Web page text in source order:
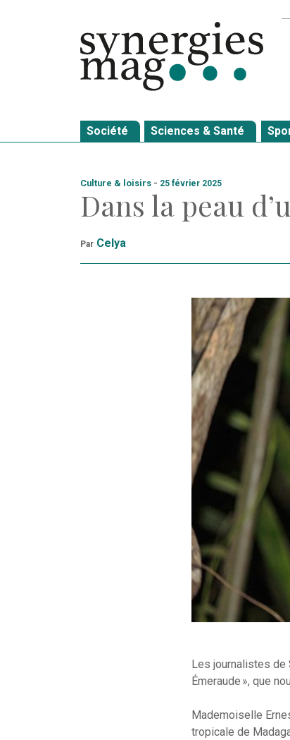
Société Sciences & Santé
Culture & loisirs - 25 février 2025
Dans la peau
Par Celya
Les journalistes de
Émeraude », que
Mademoiselle
tropicale de